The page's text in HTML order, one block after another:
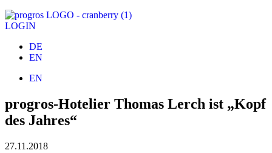
LOGIN
DE
EN
EN
progros-Hotelier Thomas Lerch ist „Kopf
des Jahres“
27.11.2018